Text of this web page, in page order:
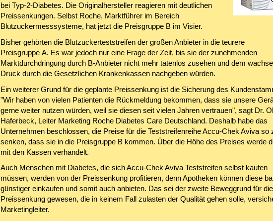
bei Typ-2-Diabetes. Die Originalhersteller reagieren mit deutlichen
Preissenkungen. Selbst Roche, Marktführer im Bereich
Blutzuckermesssysteme, hat jetzt die Preisgruppe B im Visier.
Bisher gehörten die Blutzuckerteststreifen der großen Anbieter in die teurere
Preisgruppe A. Es war jedoch nur eine Frage der Zeit, bis sie der zunehmenden
Marktdurchdringung durch B-Anbieter nicht mehr tatenlos zusehen und dem
Druck durch die Gesetzlichen Krankenkassen nachgeben würden.
Ein weiterer Grund für die geplante Preissenkung ist die Sicherung des
"Wir haben von vielen Patienten die Rückmeldung bekommen, dass sie unsere
gerne weiter nutzen würden, weil sie diesen seit vielen Jahren vertrauen", sagt Dr.
Haferbeck, Leiter Marketing Roche Diabetes Care Deutschland. Deshalb habe das
Unternehmen beschlossen, die Preise für die Teststreifenreihe Accu-Chek Aviva so
senken, dass sie in die Preisgruppe B kommen. Über die Höhe des Preises werde
mit den Kassen verhandelt.
Auch Menschen mit Diabetes, die sich Accu-Chek Aviva Teststreifen selbst kaufen
müssen, werden von der Preissenkung profitieren, denn Apotheken können diese
günstiger einkaufen und somit auch anbieten. Das sei der zweite Beweggrund für die
Preissenkung gewesen, die in keinem Fall zulasten der Qualität gehen solle,
Marketingleiter.